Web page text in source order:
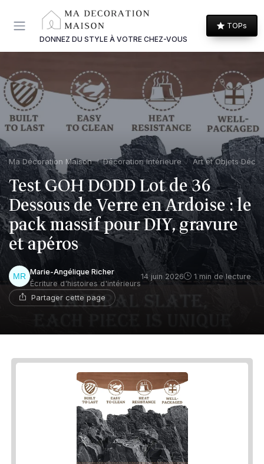
DONNEZ DU STYLE À VOTRE CHEZ-VOUS
TOPs
Ma Décoration Maison Décoration Intérieure Art et Objets
Test GOH DODD Lot de 36
Dessous de Verre en Ardoise : le
pack massif pour DIY, gravure
et apéros
Marie-Angélique Richer
Écriture d'histoires d'intérieurs
14 juin 2026 1 min de lecture
Partager cette page
Panneau de gestion des cookies